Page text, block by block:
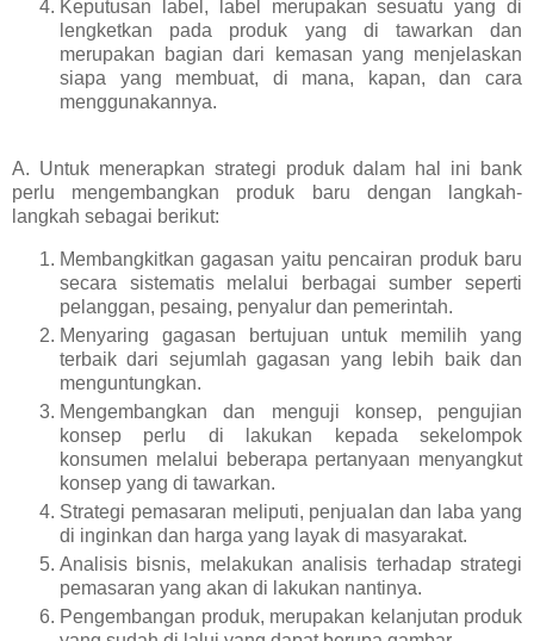
Keputusan label, label merupakan sesuatu yang di
lengketkan pada produk yang di tawarkan dan
merupakan bagian dari kemasan yang menjelaskan
siapa yang membuat, di mana, kapan, dan cara
menggunakannya.
A. Untuk menerapkan strategi produk dalam hal ini bank
perlu mengembangkan produk baru dengan langkah-
langkah sebagai berikut:
Membangkitkan gagasan yaitu pencairan produk baru
secara sistematis melalui berbagai sumber seperti
pelanggan, pesaing, penyalur dan pemerintah.
Menyaring gagasan bertujuan untuk memilih yang
terbaik dari sejumlah gagasan yang lebih baik dan
menguntungkan.
Mengembangkan dan menguji konsep, pengujian
konsep perlu di lakukan kepada sekelompok
konsumen melalui beberapa pertanyaan menyangkut
konsep yang di tawarkan.
Strategi pemasaran meliputi, penjualan dan laba yang
di inginkan dan harga yang layak di masyarakat.
Analisis bisnis, melakukan analisis terhadap strategi
pemasaran yang akan di lakukan nantinya.
Pengembangan produk, merupakan kelanjutan produk